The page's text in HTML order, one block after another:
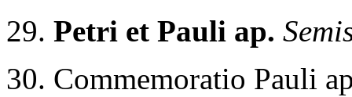
29. Petri et Pauli ap.
30. Commemoratio Pauli